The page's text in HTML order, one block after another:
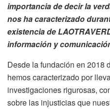
importancia de decir la
nos ha caracterizado
existencia de
información y
Desde la fundación en 2018
hemos caracterizado por
investigaciones rigurosas,
sobre las injusticias que